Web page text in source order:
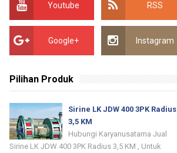
Youtube RSS
Google+ Instagram
Pilihan Produk
Sirine LK JDW 400 3PK Radius
3,5 KM
Hubungi Karyanusatama Jual
Sirine LK JDW 400 3PK Radius 3,5 KM , Untuk